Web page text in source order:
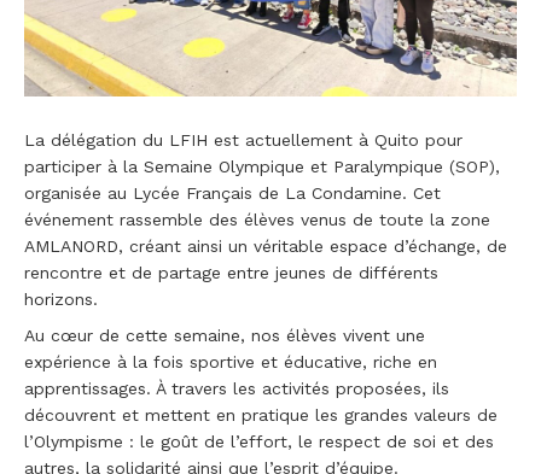
La délégation du LFIH est actuellement à Quito pour
participer à la Semaine Olympique et Paralympique (SOP),
organisée au Lycée Français de La Condamine. Cet
événement rassemble des élèves venus de toute la zone
AMLANORD, créant ainsi un véritable espace d’échange, de
rencontre et de partage entre jeunes de différents
horizons.
Au cœur de cette semaine, nos élèves vivent une
expérience à la fois sportive et éducative, riche en
apprentissages. À travers les activités proposées, ils
découvrent et mettent en pratique les grandes valeurs de
l’Olympisme : le goût de l’effort, le respect de soi et des
autres, la solidarité ainsi que l’esprit d’équipe.